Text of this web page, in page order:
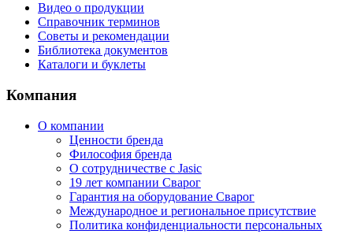
Видео о продукции
Справочник терминов
Советы и рекомендации
Библиотека документов
Каталоги и буклеты
Компания
О компании
Ценности бренда
Философия бренда
О сотрудничестве с Jasic
19 лет компании Сварог
Гарантия на оборудование Сварог
Международное и региональное присутствие
Политика конфиденциальности персональных